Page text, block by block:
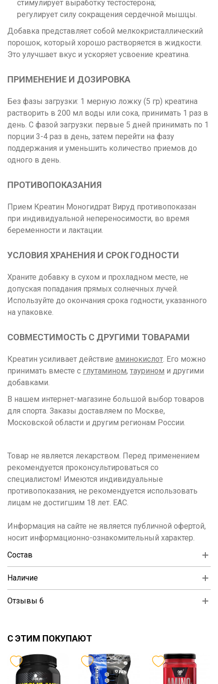
стимулирует выработку тестостерона;
регулирует силу сокращения сердечной мышцы.
Добавка представляет собой мелкокристаллический
порошок, который хорошо растворяется в жидкости.
Это улучшает вкус и ускоряет усвоение креатина.
ПРИМЕНЕНИЕ И ДОЗИРОВКА
Без фазы загрузки: 1 мерную ложку (5 гр) креатина
растворить в 200 мл воды или сока, принимать 1 раз в
день. С фазой загрузки: первые 5 дней принимать по 1
порции 3-4 раз в день, затем перейти на фазу
поддержания и уменьшить количество приемов до
одного в день.
ПРОТИВОПОКАЗАНИЯ
Прием Креатин Моногидрат Вируд противопоказан
при индивидуальной непереносимости, во время
беременности и лактации.
УСЛОВИЯ ХРАНЕНИЯ И СРОК ГОДНОСТИ
Храните добавку в сухом и прохладном месте, не
допуская попадания прямых солнечных лучей.
Используйте до окончания срока годности, указанного
на упаковке.
СОВМЕСТИМОСТЬ С ДРУГИМИ ТОВАРАМИ
Креатин усиливает действие аминокислот. Его можно
принимать вместе с глутамином, таурином и другими
добавками.
В нашем интернет-магазине большой выбор товаров
для спорта. Заказы доставляем по Москве,
Московской области и другим регионам России.
Товар не является лекарством. Перед применением
рекомендуется проконсультироваться со
специалистом! Имеются индивидуальные
противопоказания, не рекомендуется использовать
лицам не достигшим 18 лет. ЕАС.
Информация на сайте не является публичной офертой,
носит информационно-ознакомительный характер.
Состав
Наличие
Отзывы 6
С ЭТИМ ПОКУПАЮТ